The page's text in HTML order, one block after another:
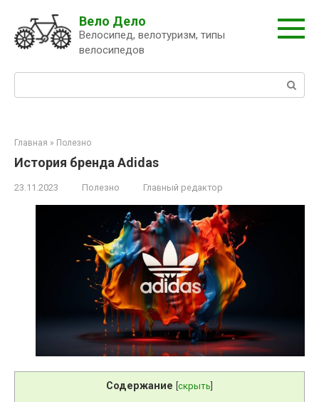
контенту
Вело Дело
Велосипед, велотуризм, типы
велосипедов
Главная » Полезно
История бренда Adidas
23.11.2023 Полезно Главный редактор
Содержание [скрыть]